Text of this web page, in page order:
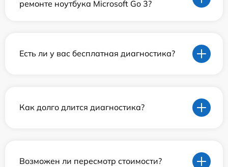
ремонте ноутбука Microsoft Go 3?
Есть ли у вас бесплатная диагностика?
Как долго длится диагностика?
Возможен ли пересмотр стоимости?